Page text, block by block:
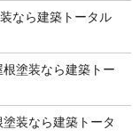
なら建築トータル
塗装なら建築トー
装なら建築トータ